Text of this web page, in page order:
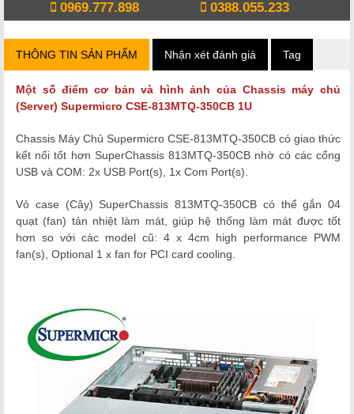
0969.777.898 0388.055.233
THÔNG TIN SẢN PHẨM Nhận xét đánh giá Tag
Một số điểm cơ bản và hình ảnh của Chassis máy chủ
(Server) Supermicro CSE-813MTQ-350CB 1U
Chassis Máy Chủ Supermicro CSE-813MTQ-350CB có giao thức
kết nối tốt hơn SuperChassis 813MTQ-350CB nhờ có các cổng
USB và COM: 2x USB Port(s), 1x Com Port(s).
Vỏ case (Cây) SuperChassis 813MTQ-350CB có thể gắn 04
quạt (fan) tản nhiệt làm mát, giúp hệ thống làm mát được tốt
hơn so với các model cũ: 4 x 4cm high performance PWM
fan(s), Optional 1 x fan for PCI card cooling.